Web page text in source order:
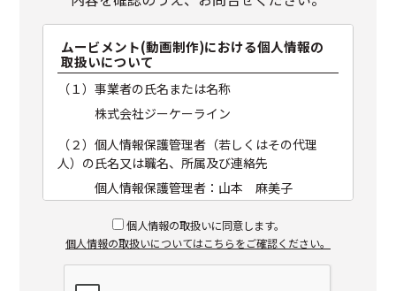
ムービメント(動画制作)における個人情報の
取扱いについて
（１）事業者の氏名または名称
株式会社ジーケーライン
（２）個人情報保護管理者（若しくはその代理
人）の氏名又は職名、所属及び連絡先
個人情報保護管理者：山本 麻美子
電子メール：info@gkline.co.jp
（３）個人情報の利用目的
ムービメント(動画制作)におけるお問い合わ
せ頂いた内容に回答及び情報提供のため。
個人情報の取扱いに同意します。
個人情報の取扱いについてはこちらをご確認ください。